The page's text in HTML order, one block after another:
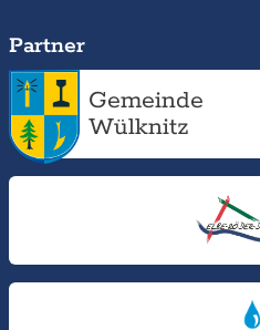
Partner
Gemeinde
Wülknitz